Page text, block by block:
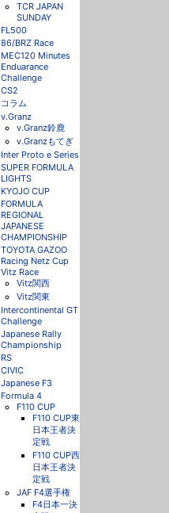
TCR JAPAN
SUNDAY
FL500
86/BRZ Race
MEC120 Minutes
Enduarance
Challenge
CS2
コラム
v.Granz
v.Granz鈴鹿
v.Granzもてぎ
Inter Proto e Series
SUPER FORMULA
LIGHTS
KYOJO CUP
FORMULA
REGIONAL
JAPANESE
CHAMPIONSHIP
TOYOTA GAZOO
Racing Netz Cup
Vitz Race
Vitz関西
Vitz関東
Intercontinental GT
Challenge
Japanese Rally
Championship
RS
CIVIC
Japanese F3
Formula 4
F110 CUP
F110 CUP東
日本王者決
定戦
F110 CUP西
日本王者決
定戦
JAF F4選手権
F4日本一決